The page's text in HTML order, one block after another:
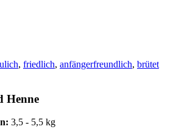
, friedlich, anfängerfreundlich, brütet
Henne
3,5 - 5,5 kg